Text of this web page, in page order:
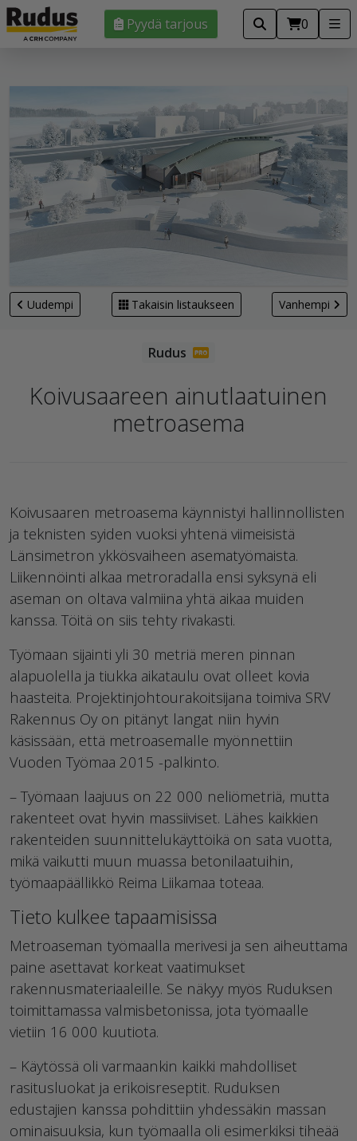
Pyydä tarjous 0
Uudempi Takaisin listaukseen Vanhempi
Koivusaareen ainutlaatuinen
metroasema
Koivusaaren metroasema käynnistyi hallinnollisten
ja teknisten syiden vuoksi yhtenä viimeisistä
Länsimetron ykkösvaiheen asematyömaista.
Liikennöinti alkaa metroradalla ensi syksynä eli
aseman on oltava valmiina yhtä aikaa muiden
kanssa. Töitä on siis tehty rivakasti.
Työmaan sijainti yli 30 metriä meren pinnan
alapuolella ja tiukka aikataulu ovat olleet kovia
haasteita. Projektinjohtourakoitsijana toimiva SRV
Rakennus Oy on pitänyt langat niin hyvin
käsissään, että metroasemalle myönnettiin
Vuoden Työmaa 2015 -palkinto.
– Työmaan laajuus on 22 000 neliömetriä, mutta
rakenteet ovat hyvin massiiviset. Lähes kaikkien
rakenteiden suunnittelukäyttöikä on sata vuotta,
mikä vaikutti muun muassa betonilaatuihin,
työmaapäällikkö Reima Liikamaa toteaa.
Tieto kulkee tapaamisissa
Metroaseman työmaalla merivesi ja sen aiheuttama
paine asettavat korkeat vaatimukset
rakennusmateriaaleille. Se näkyy myös Ruduksen
toimittamassa valmisbetonissa, jota työmaalle
vietiin 16 000 kuutiota.
– Käytössä oli varmaankin kaikki mahdolliset
rasitusluokat ja erikoisreseptit. Ruduksen
edustajien kanssa pohdittiin yhdessäkin massan
ominaisuuksia, kun työmaalla oli esimerkiksi tiheää